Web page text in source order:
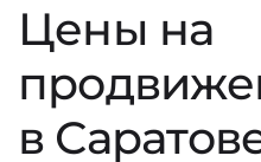
Цены на
в